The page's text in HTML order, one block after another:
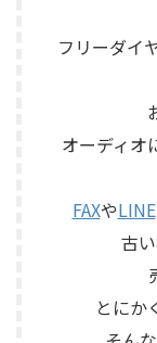
前に見てほしい」
ただいたものです。
ログエコーならで
や質感を楽しめる
定では、通電状態
テープ走行、録音・
ド、エコー音の出
子、出力端子、外
フリーダイ
オーディオ
FAXやLINE
古
とにか